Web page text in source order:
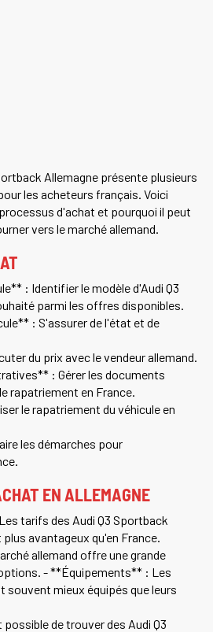
Allemagne présente plusieurs
les acheteurs français. Voici
d'achat et pourquoi il peut
vers le marché allemand.
: Identifier le modèle d'Audi Q3
parmi les offres disponibles.
: S'assurer de l'état et de
du prix avec le vendeur allemand.
: Gérer les documents
rapatriement en France.
le rapatriement du véhicule en
les démarches pour
EN ALLEMAGNE
tarifs des Audi Q3 Sportback
avantageux qu'en France.
allemand offre une grande
- **Équipements** : Les
souvent mieux équipés que leurs
de trouver des Audi Q3